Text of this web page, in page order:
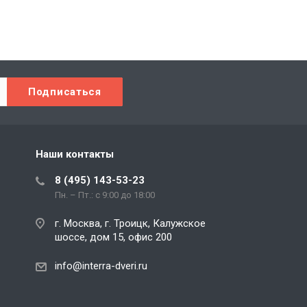
Наши контакты
8 (495) 143-53-23
Пн. – Пт.: с 9:00 до 18:00
г. Москва, г. Троицк, Калужское
шоссе, дом 15, офис 200
info@interra-dveri.ru